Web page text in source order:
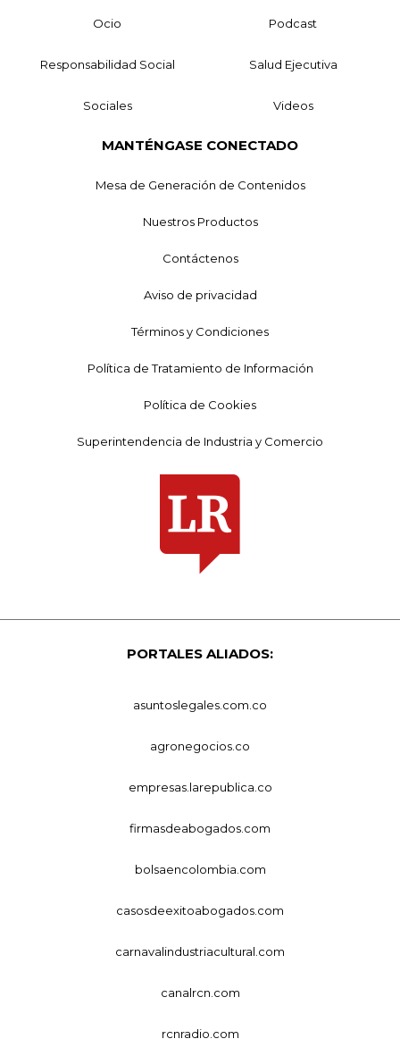
Ocio Podcast
Responsabilidad Social Salud Ejecutiva
Sociales Videos
MANTÉNGASE CONECTADO
Mesa de Generación de Contenidos
Nuestros Productos
Contáctenos
Aviso de privacidad
Términos y Condiciones
Política de Tratamiento de Información
Política de Cookies
Superintendencia de Industria y Comercio
PORTALES ALIADOS:
asuntoslegales.com.co
agronegocios.co
empresas.larepublica.co
firmasdeabogados.com
bolsaencolombia.com
casosdeexitoabogados.com
carnavalindustriacultural.com
canalrcn.com
rcnradio.com